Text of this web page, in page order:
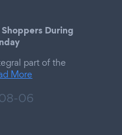
During
part of the
More
06